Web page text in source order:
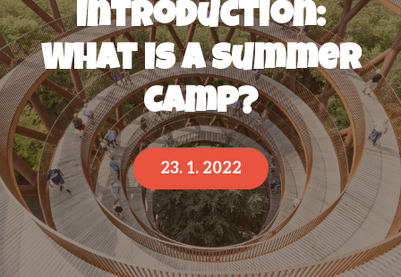
Introduction:
What is a Summer
Camp?
23. 1. 2022